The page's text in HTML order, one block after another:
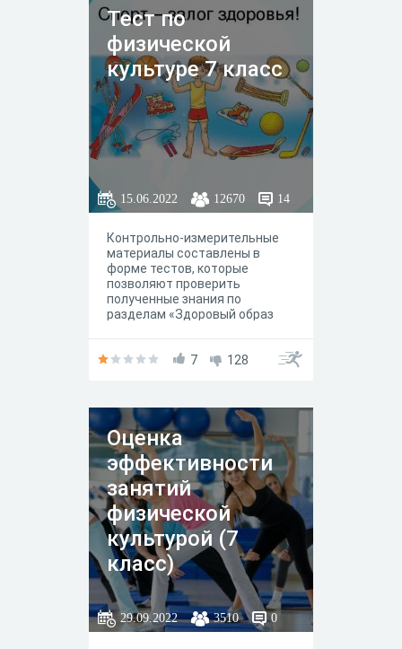
Тест по
физической
культуре 7 класс
15.06.2022 12670 14
Контрольно-измерительные
материалы составлены в
форме тестов, которые
позволяют проверить
полученные знания по
разделам «Здоровый образ
безопасности», «Общие
тестирования: контроль
качества знаний учащихся по
предмету «Физическая
культура». Задачи
тестирования: - проверить
усвоение знаний учащихся по
пройденным разделам; -
выработать умения
пользоваться контрольно-
измерительными
материалами.
7 128
Оценка
эффективности
занятий
физической
культурой (7
класс)
29.09.2022 3510 0